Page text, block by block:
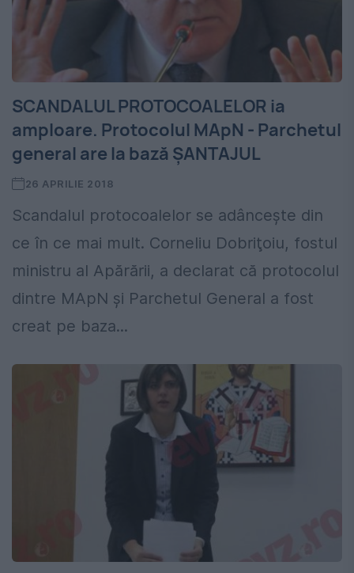
SCANDALUL PROTOCOALELOR ia
amploare. Protocolul MApN - Parchetul
general are la bază ȘANTAJUL
26 APRILIE 2018
Scandalul protocoalelor se adâncește din
ce în ce mai mult. Corneliu Dobriţoiu, fostul
ministru al Apărării, a declarat că protocolul
dintre MApN și Parchetul General a fost
creat pe baza...